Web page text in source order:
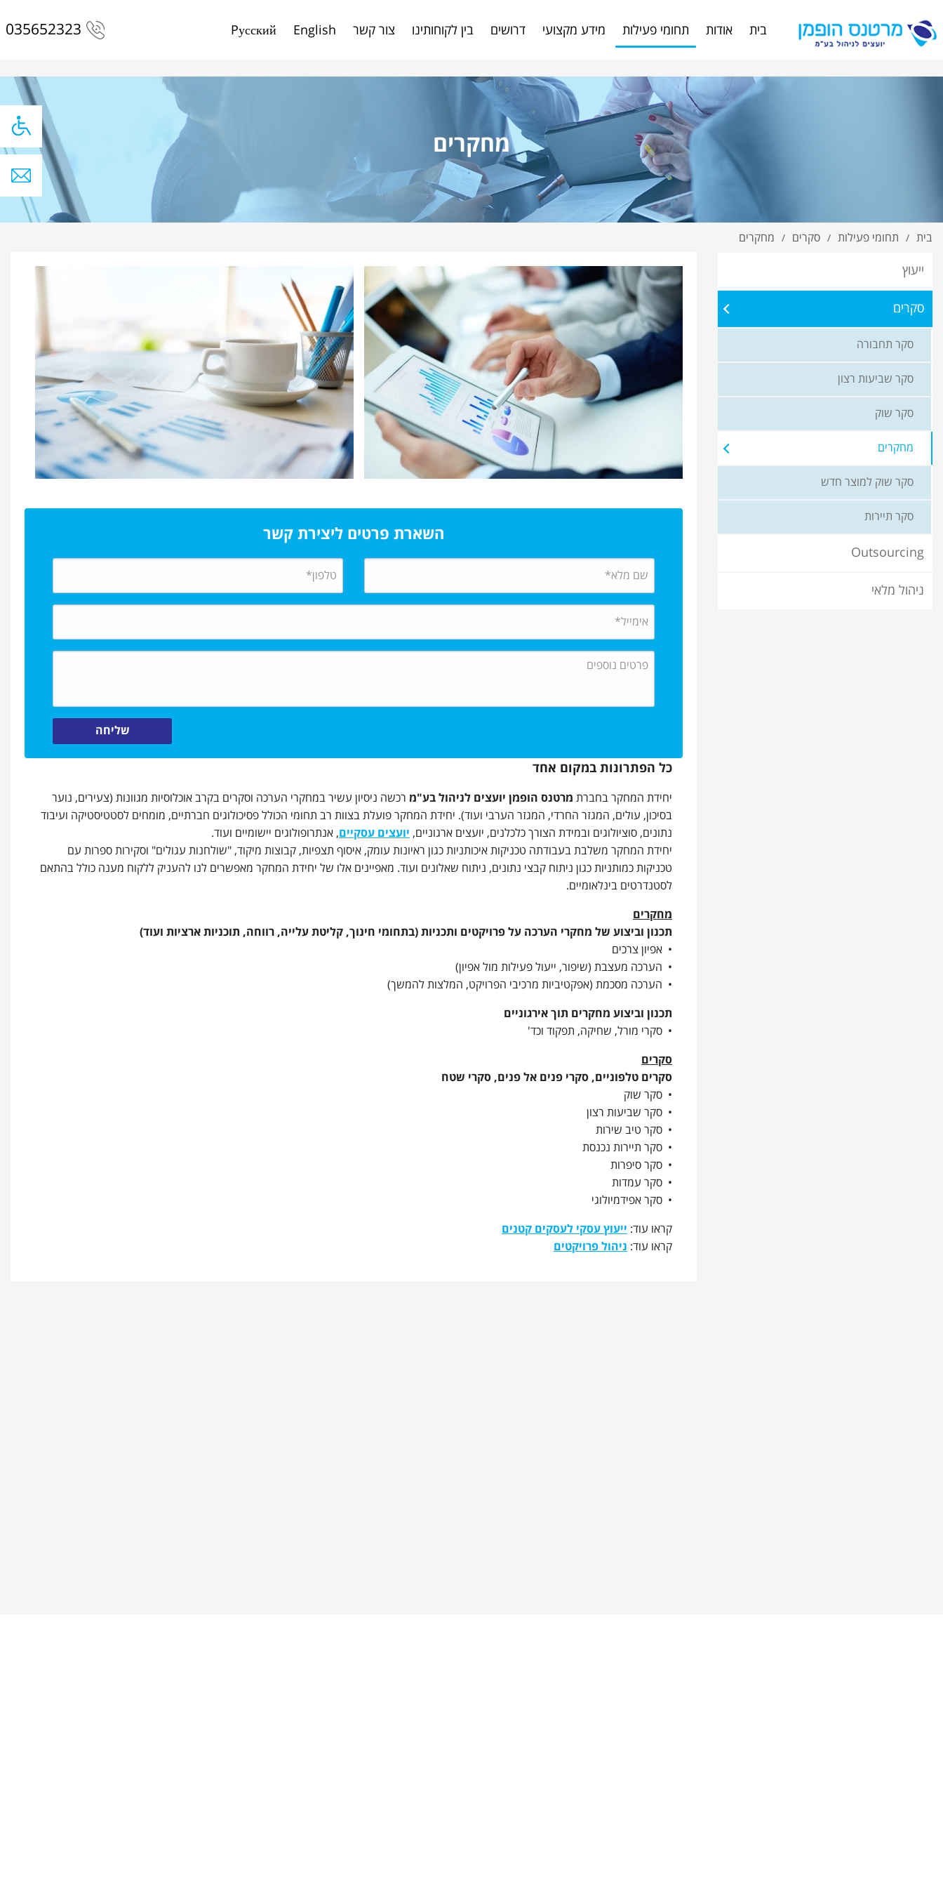
בית אודות תחומי פעילות מידע מקצועי דרושים בין לקוחותינו צור קשר English
Pусский
035652323
מחקרים
בית / תחומי פעילות / סקרים / מחקרים
ייעוץ
סקרים
סקר תחבורה
סקר שביעות רצון
סקר שוק
מחקרים
סקר שוק למוצר חדש
סקר תיירות
Outsourcing
ניהול מלאי
כל הפתרונות במקום אחד
יחידת המחקר בחברת מרטנס הופמן יועצים לניהול בע"מ רכשה ניסיון עשיר במחקרי הערכה וסקרים בקרב אוכלוסיות מגוונות (צעירים, נוער
בסיכון, עולים, המגזר החרדי, המגזר הערבי ועוד). יחידת המחקר פועלת בצוות רב תחומי הכולל פסיכולוגים חברתיים, מומחים לסטטיסטיקה ועיבוד
נתונים, סוציולוגים ובמידת הצורך כלכלנים, יועצים ארגוניים, יועצים עסקיים, אנתרופולוגים יישומיים ועוד.
יחידת המחקר משלבת בעבודתה טכניקות איכותניות כגון ראיונות עומק, איסוף תצפיות, קבוצות מיקוד, "שולחנות עגולים" וסקירות ספרות עם
טכניקות כמותניות כגון ניתוח קבצי נתונים, ניתוח שאלונים ועוד. מאפיינים אלו של יחידת המחקר מאפשרים לנו להעניק ללקוח מענה כולל בהתאם
לסטנדרטים בינלאומיים.
מחקרים
תכנון וביצוע של מחקרי הערכה על פרויקטים ותכניות (בתחומי חינוך, קליטת עלייה, רווחה, תוכניות ארציות ועוד)
• אפיון צרכים
• הערכה מעצבת (שיפור, ייעול פעילות מול אפיון)
• הערכה מסכמת (אפקטיביות מרכיבי הפרויקט, המלצות להמשך)
תכנון וביצוע מחקרים תוך אירגוניים
• סקרי מורל, שחיקה, תפקוד וכד'
סקרים
סקרים טלפוניים, סקרי פנים אל פנים, סקרי שטח
• סקר שוק
• סקר שביעות רצון
• סקר טיב שירות
• סקר תיירות נכנסת
• סקר סיפרות
• סקר עמדות
• סקר אפידמיולוגי
קראו עוד: ייעוץ עסקי לעסקים קטנים
קראו עוד: ניהול פרויקטים
השארת פרטים ליצירת קשר